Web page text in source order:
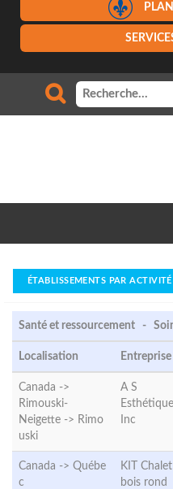
ÉTABLISSEMENTS PAR ACTIVITÉ
Santé et ressourcement -
Localisation Entreprise
Canada ->
Rimouski-
Neigette -> Rimo
uski
A S
Esthétique
Inc
Canada -> Québe
c
KIT Chalet
bois rond